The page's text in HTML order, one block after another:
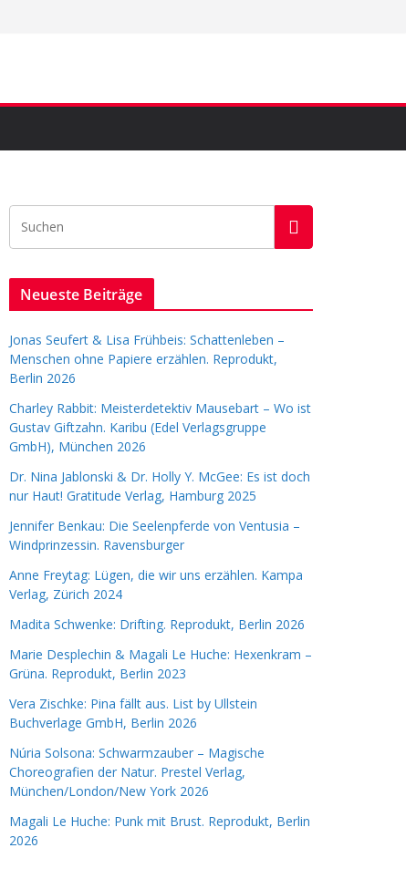
Neueste Beiträge
Jonas Seufert & Lisa Frühbeis: Schattenleben –
Menschen ohne Papiere erzählen. Reprodukt,
Berlin 2026
Charley Rabbit: Meisterdetektiv Mausebart – Wo ist
Gustav Giftzahn. Karibu (Edel Verlagsgruppe
GmbH), München 2026
Dr. Nina Jablonski & Dr. Holly Y. McGee: Es ist doch
nur Haut! Gratitude Verlag, Hamburg 2025
Jennifer Benkau: Die Seelenpferde von Ventusia –
Windprinzessin. Ravensburger
Anne Freytag: Lügen, die wir uns erzählen. Kampa
Verlag, Zürich 2024
Madita Schwenke: Drifting. Reprodukt, Berlin 2026
Marie Desplechin & Magali Le Huche: Hexenkram –
Grüna. Reprodukt, Berlin 2023
Vera Zischke: Pina fällt aus. List by Ullstein
Buchverlage GmbH, Berlin 2026
Núria Solsona: Schwarmzauber – Magische
Choreografien der Natur. Prestel Verlag,
München/London/New York 2026
Magali Le Huche: Punk mit Brust. Reprodukt, Berlin
2026